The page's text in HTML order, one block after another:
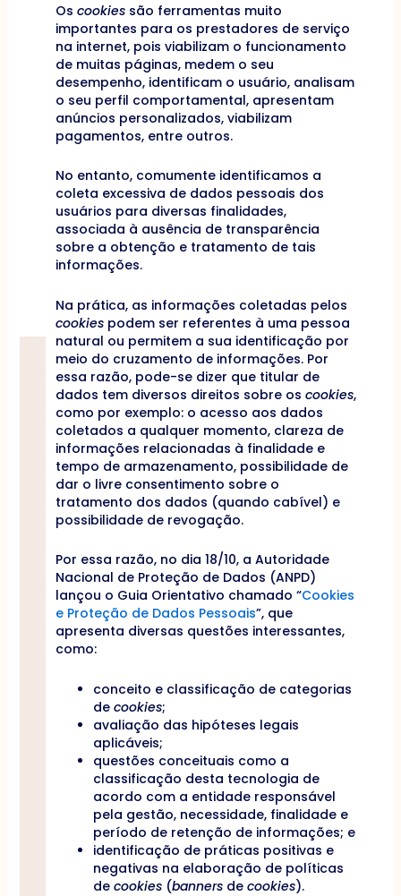
Os cookiessão ferramentas muito
importantes para os prestadores de serviço
na internet, pois viabilizam o funcionamento
de muitas páginas, medem o seu
desempenho, identificam o usuário, analisam
o seu perfil comportamental, apresentam
anúncios personalizados, viabilizam
pagamentos, entre outros.
No entanto, comumente identificamos a
coleta excessiva de dados pessoais dos
usuários para diversas finalidades,
associada à ausência de transparência
sobre a obtenção e tratamento de tais
informações.
Na prática, as informações coletadas pelos
cookiespodem ser referentes à uma pessoa
natural ou permitem a sua identificação por
meio do cruzamento de informações. Por
essa razão, pode-se dizer que titular de
dados tem diversos direitos sobre os cookies,
como por exemplo: o acesso aos dados
coletados a qualquer momento, clareza de
informações relacionadas à finalidade e
tempo de armazenamento, possibilidade de
dar o livre consentimento sobre o
tratamento dos dados (quando cabível) e
possibilidade de revogação.
Por essa razão, no dia 18/10, a Autoridade
Nacional de Proteção de Dados (ANPD)
lançou o Guia Orientativo chamado “Cookies
e Proteção de Dados Pessoais”, que
apresenta diversas questões interessantes,
como:
conceito e classificação de categorias
decookies;
avaliação das hipóteses legais
aplicáveis;
questões conceituais como a
classificação desta tecnologia de
acordo com a entidade responsável
pela gestão, necessidade, finalidade e
período de retenção de informações; e
identificação de práticas positivas e
negativas na elaboração de políticas
de cookies(bannersde cookies).